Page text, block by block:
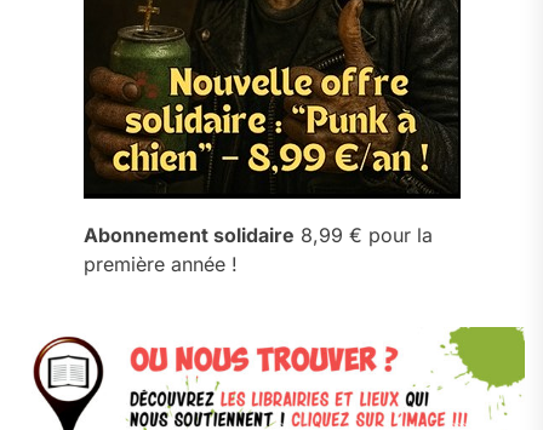
Abonnement solidaire 8,99 € pour la
première année !